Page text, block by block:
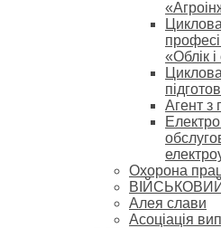
«Облік
Агент з
Охорона
Алея слави
Асоціація